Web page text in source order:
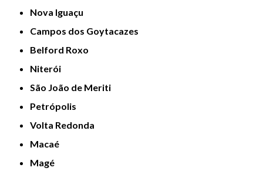
Nova Iguaçu
Campos dos Goytacazes
Belford Roxo
Niterói
São João de Meriti
Petrópolis
Volta Redonda
Macaé
Magé